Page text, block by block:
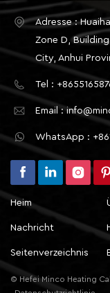
Adresse :
Zone D,
City, Anhui
Tel :
Email :
WhatsApp :
Heim
Nachricht
Seitenverzeichnis
© Hefei Minco Heating